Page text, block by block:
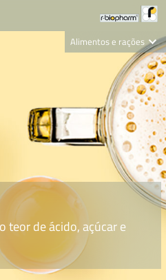
Alimentos e rações
Clinical Diagnostics
R-Biopharm AG
Nutrition Care
teor de ácido, açúcar e